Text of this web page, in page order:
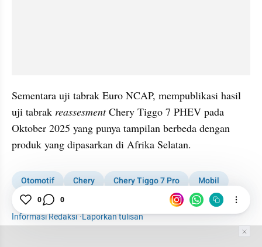
Sementara uji tabrak Euro NCAP, mempublikasi hasil
uji tabrak reassesment Chery Tiggo 7 PHEV pada
Oktober 2025 yang punya tampilan berbeda dengan
produk yang dipasarkan di Afrika Selatan.
Otomotif Chery Chery Tiggo 7 Pro
Mobil
Afrika Selatan
Uji Tabrak Mobil
Informasi Redaksi·Laporkan tulisan
0 0